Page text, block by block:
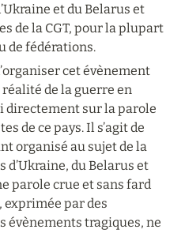
et du Belarus et
de la CGT, pour la plupart
de fédérations.
cet évènement
de la guerre en
directement sur la parole
de ce pays. Il s’agit de
organisé au sujet de la
du Belarus et
parole crue et sans fard
exprimée par des
évènements tragiques, ne